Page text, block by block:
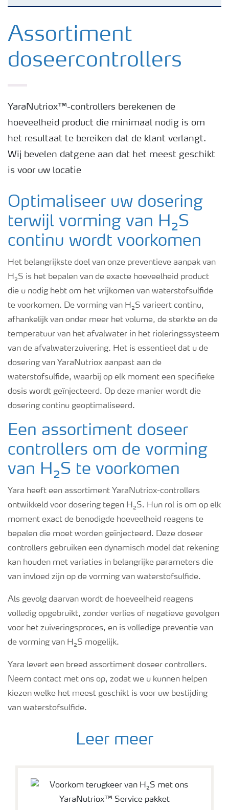
Rotte eieren geur
H₂S preventie
H₂S in industriële installaties
Assortiment
doseercontrollers
YaraNutriox™-controllers berekenen de
hoeveelheid product die minimaal nodig is om
het resultaat te bereiken dat de klant verlangt.
Wij bevelen datgene aan dat het meest geschikt
is voor uw locatie
Optimaliseer uw dosering
terwijl vorming van H₂S
continu wordt voorkomen
Het belangrijkste doel van onze preventieve aanpak van
H₂S is het bepalen van de exacte hoeveelheid product
die u nodig hebt om het vrijkomen van waterstofsulfide
te voorkomen. De vorming van H₂S varieert continu,
afhankelijk van onder meer het volume, de sterkte en de
temperatuur van het afvalwater in het rioleringssysteem
van de afvalwaterzuivering. Het is essentieel dat u de
dosering van YaraNutriox aanpast aan de
waterstofsulfide, waarbij op elk moment een specifieke
dosis wordt geïnjecteerd. Op deze manier wordt die
dosering continu geoptimaliseerd.
Een assortiment doseer
controllers om de vorming
van H₂S te voorkomen
Yara heeft een assortiment YaraNutriox-controllers
ontwikkeld voor dosering tegen H₂S. Hun rol is om op elk
moment exact de benodigde hoeveelheid reagens te
bepalen die moet worden geïnjecteerd. Deze doseer
controllers gebruiken een dynamisch model dat rekening
kan houden met variaties in belangrijke parameters die
van invloed zijn op de vorming van waterstofsulfide.
Als gevolg daarvan wordt de hoeveelheid reagens
volledig opgebruikt, zonder verlies of negatieve gevolgen
voor het zuiveringsproces, en is volledige preventie van
de vorming van H₂S mogelijk.
Yara levert een breed assortiment doseer controllers.
Neem contact met ons op, zodat we u kunnen helpen
kiezen welke het meest geschikt is voor uw bestijding
van waterstofsulfide.
Leer meer